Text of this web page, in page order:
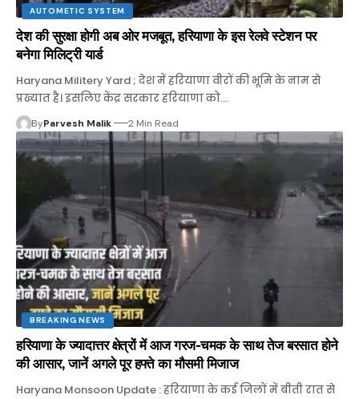
AUTOMETIC SYSTEM
देश की सुरक्षा होगी अब ओर मजबूत, हरियाणा के इस रेलवे स्टेशन पर
बनेगा मिलिट्री यार्ड
Haryana Militery Yard ; देश में हरियाणा वीरों की भूमि के नाम से
प्रख्यात है। इसलिए केंद्र सरकार हरियाणा को…
ByParvesh Malik 2 Min Read
BREAKING NEWS
हरियाणा के ज्यादात्तर क्षेत्रों में आज गरज-चमक के साथ तेज बरसात होने
की आसार, जानें अगले पूर हफ्ते का मौसमी मिजाज
Haryana Monsoon Update : हरियाणा के कई जिलों में बीती रात से